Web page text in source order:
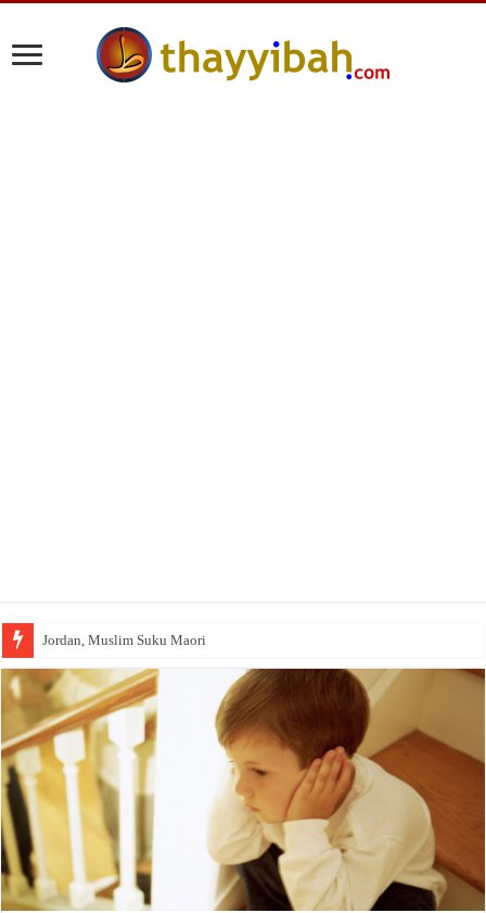
Jordan, Muslim Suku Maori